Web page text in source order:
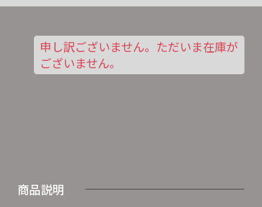
申し訳ございません。ただいま在庫が
ございません。
商品説明